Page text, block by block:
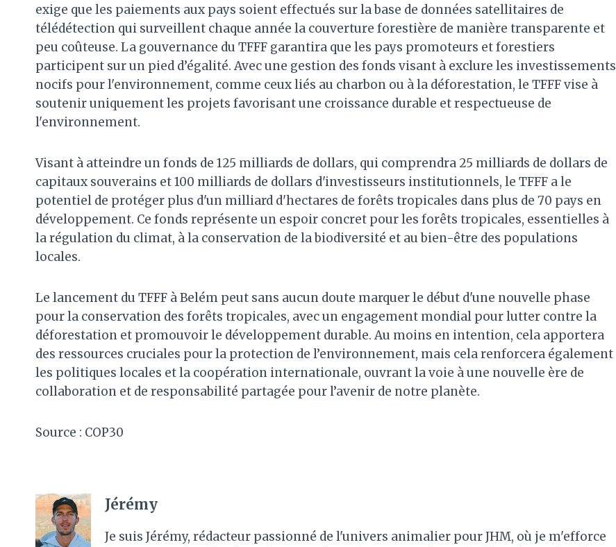
exige que les paiements aux pays soient effectués sur la base de données satellitaires de
télédétection qui surveillent chaque année la couverture forestière de manière transparente et
peu coûteuse. La gouvernance du TFFF garantira que les pays promoteurs et forestiers
participent sur un pied d’égalité. Avec une gestion des fonds visant à exclure les investissements
nocifs pour l'environnement, comme ceux liés au charbon ou à la déforestation, le TFFF vise à
soutenir uniquement les projets favorisant une croissance durable et respectueuse de
l'environnement.
Visant à atteindre un fonds de 125 milliards de dollars, qui comprendra 25 milliards de dollars de
capitaux souverains et 100 milliards de dollars d'investisseurs institutionnels, le TFFF a le
potentiel de protéger plus d'un milliard d'hectares de forêts tropicales dans plus de 70 pays en
développement. Ce fonds représente un espoir concret pour les forêts tropicales, essentielles à
la régulation du climat, à la conservation de la biodiversité et au bien-être des populations
locales.
Le lancement du TFFF à Belém peut sans aucun doute marquer le début d'une nouvelle phase
pour la conservation des forêts tropicales, avec un engagement mondial pour lutter contre la
déforestation et promouvoir le développement durable. Au moins en intention, cela apportera
des ressources cruciales pour la protection de l’environnement, mais cela renforcera également
les politiques locales et la coopération internationale, ouvrant la voie à une nouvelle ère de
collaboration et de responsabilité partagée pour l’avenir de notre planète.
Source : COP30
Jérémy
Je suis Jérémy, rédacteur passionné de l'univers animalier pour JHM, où je m'efforce